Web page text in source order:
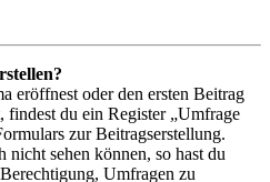
eröffnest oder den ersten Beitrag
findest du ein Register „Umfrage
zur Beitragserstellung.
nicht sehen können, so hast du
Umfragen zu